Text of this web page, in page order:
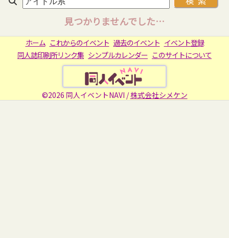
見つかりませんでした…
ホーム これからのイベント 過去のイベント イベント登録
同人誌印刷所リンク集 シンプルカレンダー このサイトについて
©2026 同人イベントNAVI /株式会社シメケン